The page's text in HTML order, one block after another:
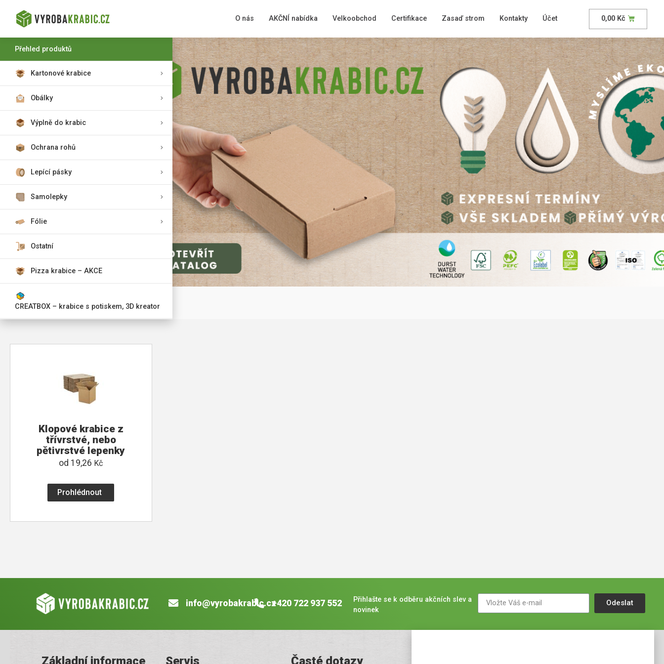
O nás AKČNÍ nabídka Velkoobchod Certifikace Zasaď strom Kontakty Účet 0,00 Kč
Přehled produktů
Kartonové krabice
Obálky
Výplně do krabic
Ochrana rohů
Lepící pásky
Samolepky
Fólie
Ostatní
Pizza krabice – AKCE
CREATBOX – krabice s potiskem, 3D kreator
Klopové krabice z
třívrstvé, nebo
pětivrstvé lepenky
od 19,26 Kč
Prohlédnout
info@vyrobakrabic.cz+420 722 937 552
Přihlašte se k odběru akčních slev a
novinek
Odeslat
Základní informace Servis Časté dotazy